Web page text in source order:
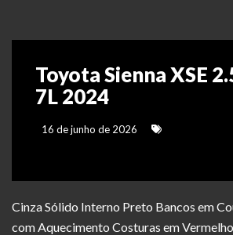
Toyota Sienna XSE
7L 2024
16 de junho de 2026
Cinza Sólido Interno Preto Bancos em
com Aquecimento Costuras em